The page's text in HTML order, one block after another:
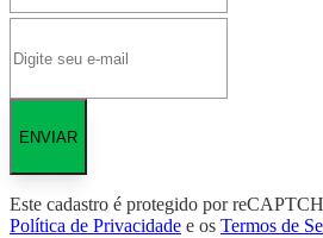
ENVIAR
Este cadastro é protegido por
Política de Privacidade e os Termos de